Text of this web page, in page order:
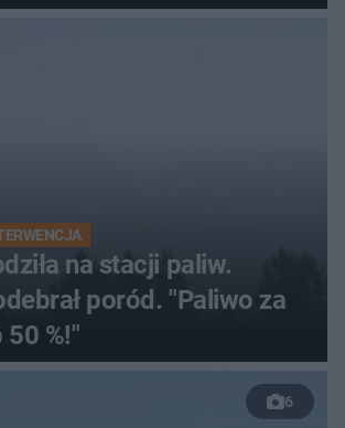
na stacji paliw.
poród. "Paliwo za
%!"
6